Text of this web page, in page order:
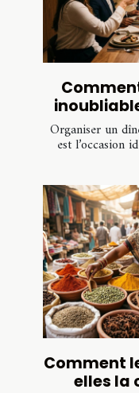
Organiser un
est l’occasion
Comment
elles la